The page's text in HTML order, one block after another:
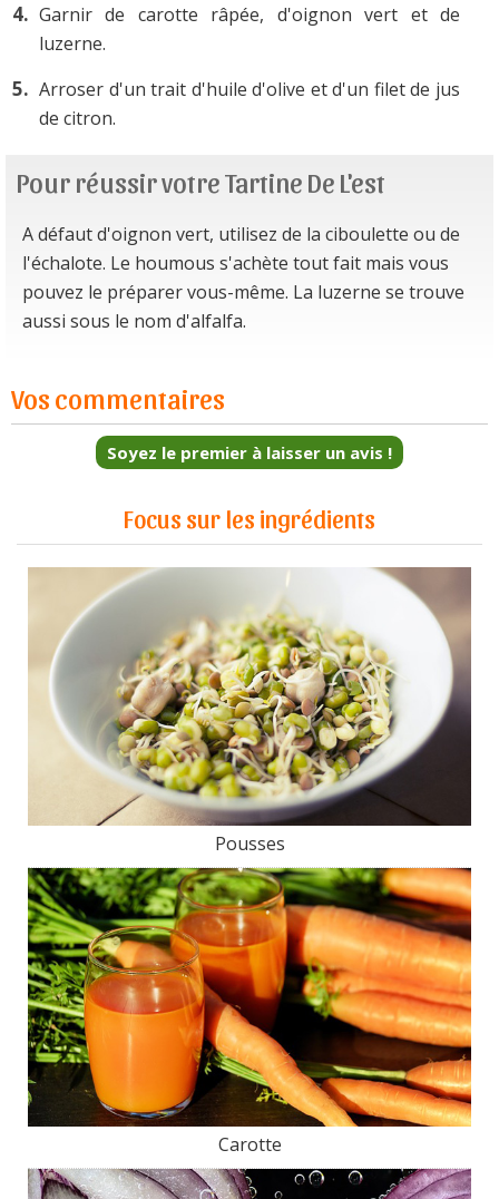
Garnir de carotte râpée, d'oignon vert et de
luzerne.
Arroser d'un trait d'huile d'olive et d'un filet de jus
de citron.
Pour réussir votre Tartine De L'est
A défaut d'oignon vert, utilisez de la ciboulette ou de
l'échalote. Le houmous s'achète tout fait mais vous
pouvez le préparer vous-même. La luzerne se trouve
aussi sous le nom d'alfalfa.
Vos commentaires
Soyez le premier à laisser un avis !
Focus sur les ingrédients
Pousses
Carotte